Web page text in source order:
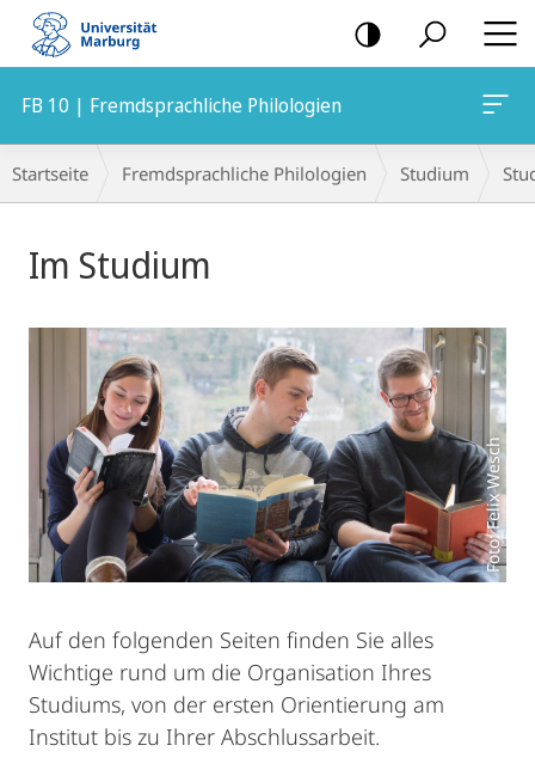
Mobile-
Navigation
FB 10 | Fremdsprachliche Philologien
Breadcrumb-
Navigation
Startseite Fremdsprachliche Philologien Studium
Im Studium
Foto: Felix Wesch
Auf den folgenden Seiten finden Sie alles
Wichtige rund um die Organisation Ihres
Studiums, von der ersten Orientierung am
Institut bis zu Ihrer Abschlussarbeit.